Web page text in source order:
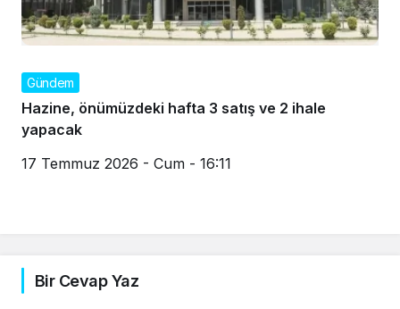
Gündem
Hazine, önümüzdeki hafta 3 satış ve 2 ihale
yapacak
17 Temmuz 2026 - Cum - 16:11
Bir Cevap Yaz